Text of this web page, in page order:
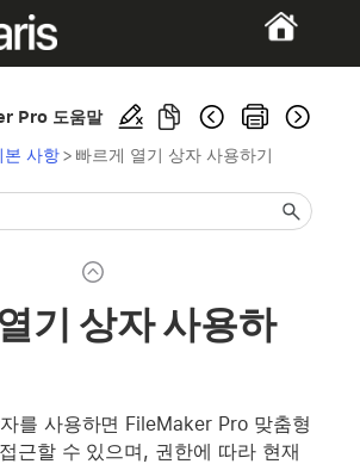
Pro 도움말
사항> 빠르게 열기 상자 사용하기
기 상자 사용하
를 사용하면 FileMaker Pro 맞춤형
근할 수 있으며, 권한에 따라 현재